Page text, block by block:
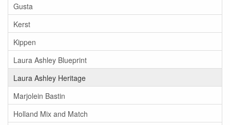
Gusta
Kerst
Kippen
Laura Ashley Blueprint
Laura Ashley Heritage
Marjolein Bastin
Holland Mix and Match